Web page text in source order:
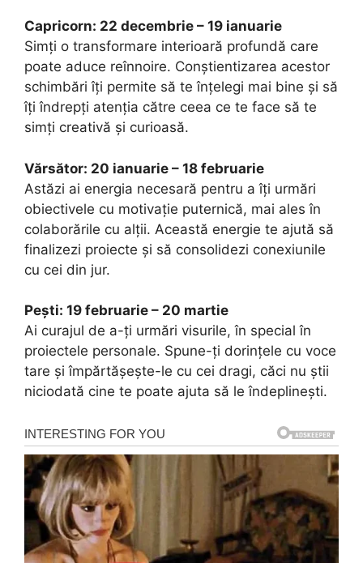
Capricorn: 22 decembrie – 19 ianuarie
Simți o transformare interioară profundă care
poate aduce reînnoire. Conștientizarea acestor
schimbări îți permite să te înțelegi mai bine și să
îți îndrepți atenția către ceea ce te face să te
simți creativă și curioasă.
Vărsător: 20 ianuarie – 18 februarie
Astăzi ai energia necesară pentru a îți urmări
obiectivele cu motivație puternică, mai ales în
colaborările cu alții. Această energie te ajută să
finalizezi proiecte și să consolidezi conexiunile
cu cei din jur.
Pești: 19 februarie – 20 martie
Ai curajul de a-ți urmări visurile, în special în
proiectele personale. Spune-ți dorințele cu voce
tare și împărtășește-le cu cei dragi, căci nu știi
niciodată cine te poate ajuta să le îndeplinești.